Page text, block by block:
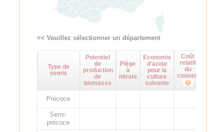
<< Veuillez sélectionner un département
Type de
semis
Potentiel
de
production
de
biomasse
Piège
à
nitrate
Economie
d'azote
pour la
culture
suivante
Coût
relatif
du
couvert
Précoce
Semi-
précoce